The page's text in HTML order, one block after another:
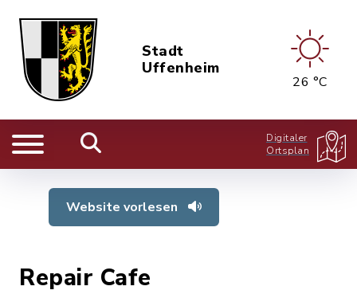
Stadt
Uffenheim
26 °C
Digitaler
Ortsplan
Website vorlesen
Repair Cafe